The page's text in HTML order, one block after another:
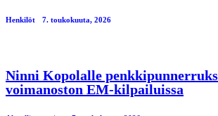
Henkilöt 7. toukokuuta, 2026
Ninni Kopolalle
voimanoston EM-kilpailuissa